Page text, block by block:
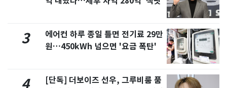
3
에어컨 하루 종일 틀면 전기료 29만
원…450kWh 넘으면 '요금 폭탄'
4
[단독] 더보이즈 선우, 그루비룸 품